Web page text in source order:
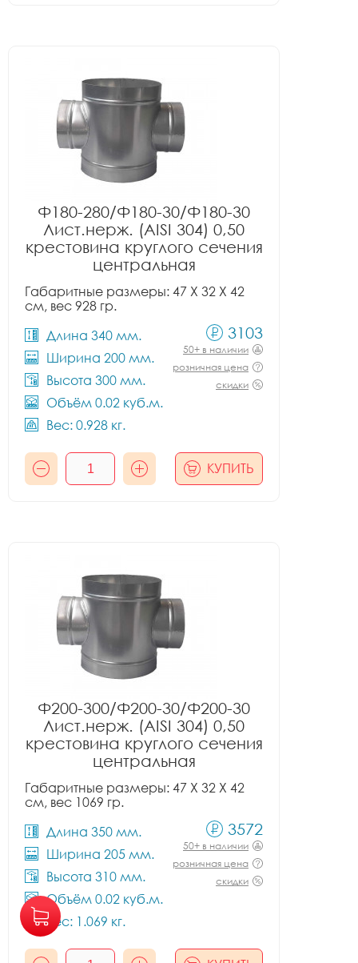
Ф180-280/Ф180-30/Ф180-30
Лист.нерж. (AISI 304) 0,50
крестовина круглого сечения
центральная
Габаритные размеры: 47 X 32 X 42
см, вес 928 гр.
Длина 340 мм.
Ширина 200 мм.
Высота 300 мм.
Объём 0.02 куб.м.
Вес: 0.928 кг.
3103
50+ в наличии
розничная цена
скидки
КУПИТЬ
Ф200-300/Ф200-30/Ф200-30
Лист.нерж. (AISI 304) 0,50
крестовина круглого сечения
центральная
Габаритные размеры: 47 X 32 X 42
см, вес 1069 гр.
Длина 350 мм.
Ширина 205 мм.
Высота 310 мм.
Объём 0.02 куб.м.
Вес: 1.069 кг.
3572
50+ в наличии
розничная цена
скидки